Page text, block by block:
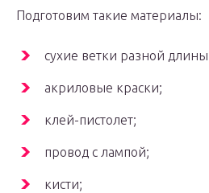
Подготовим такие материалы:
сухие ветки разной
акриловые краски;
клей-пистолет;
провод с лампой;
кисти;